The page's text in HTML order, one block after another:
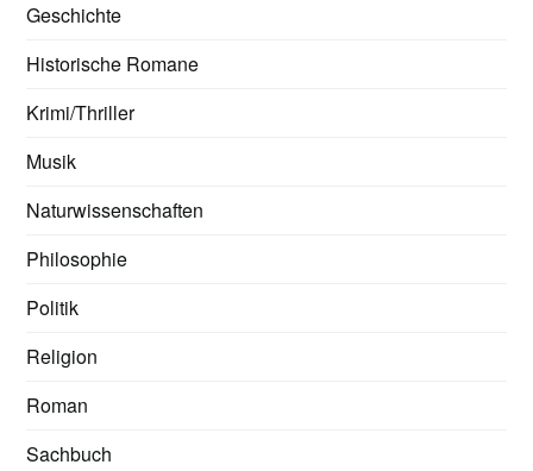
Geschichte
Historische Romane
Krimi/Thriller
Musik
Naturwissenschaften
Philosophie
Politik
Religion
Roman
Sachbuch